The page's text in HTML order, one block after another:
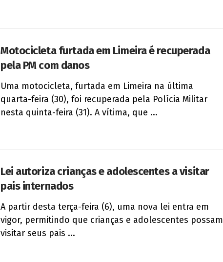
Motocicleta furtada em Limeira é recuperada
pela PM com danos
Uma motocicleta, furtada em Limeira na última
quarta-feira (30), foi recuperada pela Polícia Militar
nesta quinta-feira (31). A vítima, que ...
Lei autoriza crianças e adolescentes a visitar
pais internados
A partir desta terça-feira (6), uma nova lei entra em
vigor, permitindo que crianças e adolescentes possam
visitar seus pais ...